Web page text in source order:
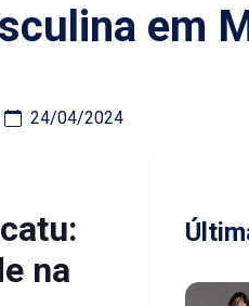
em
24/04/2024
na